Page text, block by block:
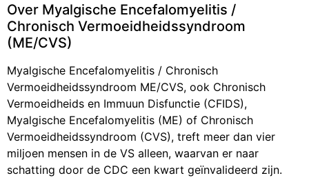
Over Myalgische Encefalomyelitis /
Chronisch Vermoeidheidssyndroom
(ME/CVS)
Myalgische Encefalomyelitis / Chronisch
Vermoeidheidssyndroom ME/CVS, ook Chronisch
Vermoeidheids en Immuun Disfunctie (CFIDS),
Myalgische Encefalomyelitis (ME) of Chronisch
Vermoeidheidssyndroom (CVS), treft meer dan vier
miljoen mensen in de VS alleen, waarvan er naar
schatting door de CDC een kwart geïnvalideerd zijn.